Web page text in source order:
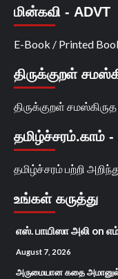
மின்கவி - ADVT
E-Book / Printed
திருக்குறள்
திருக்குறள்
தமிழ்ச்சரம்.காம் -
தமிழ்ச்சரம் பற்றி
உங்கள் கருத்து
எஸ். பாயிஸா அலி on
August 7, 2026
அருமையான கதை